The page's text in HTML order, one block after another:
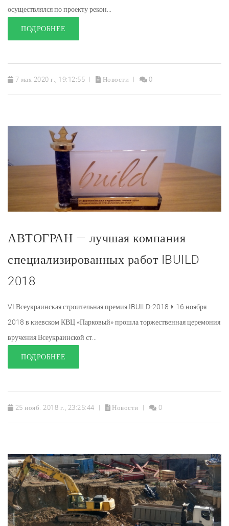
осуществлялся по проекту рекон...
ПОДРОБНЕЕ
7 мая 2020 г., 19:12:55 Новости 0
АВТОГРАН — лучшая компания
специализированных работ IBUILD
2018
VI Всеукраинская строительная премия IBUILD-2018 ⏵ 16 ноября
2018 в киевском КВЦ «Парковый» прошла торжественная церемония
вручения Всеукраинской ст...
ПОДРОБНЕЕ
25 нояб. 2018 г., 23:25:44 Новости 0